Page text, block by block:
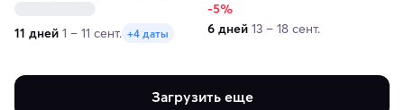
11 дней 1 – 11 сент. +4 даты
-5%
6 дней 13 – 18 сент.
Загрузить еще